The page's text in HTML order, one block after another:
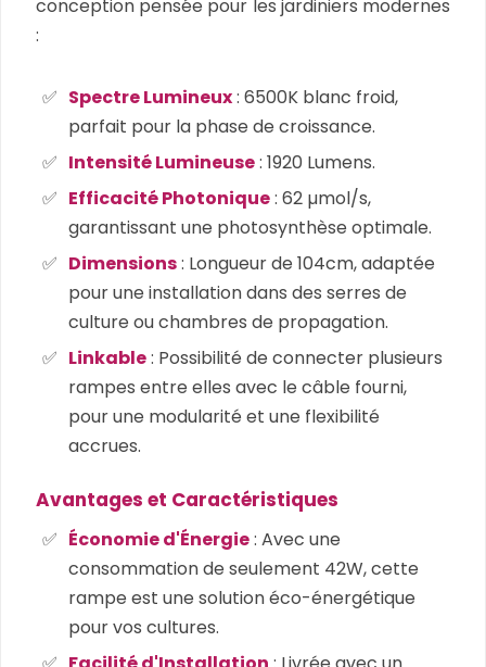
conception pensée pour les jardiniers modernes
:
Spectre Lumineux: 6500K blanc froid,
parfait pour la phase de croissance.
Intensité Lumineuse: 1920 Lumens.
Efficacité Photonique: 62 µmol/s,
garantissant une photosynthèse optimale.
Dimensions: Longueur de 104cm, adaptée
pour une installation dans des serres de
culture ou chambres de propagation.
Linkable: Possibilité de connecter plusieurs
rampes entre elles avec le câble fourni,
pour une modularité et une flexibilité
accrues.
Avantages et Caractéristiques
Économie d'Énergie: Avec une
consommation de seulement 42W, cette
rampe est une solution éco-énergétique
pour vos cultures.